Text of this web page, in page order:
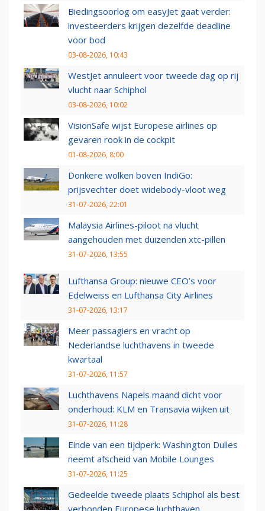
Biedingsoorlog om easyJet gaat verder:
investeerders krijgen dezelfde deadline
voor bod
03-08-2026, 10:43
WestJet annuleert voor tweede dag op rij
vlucht naar Schiphol
03-08-2026, 10:02
VisionSafe wijst Europese airlines op
gevaren rook in de cockpit
01-08-2026, 8:00
Donkere wolken boven IndiGo:
prijsvechter doet widebody-vloot weg
31-07-2026, 22:01
Malaysia Airlines-piloot na vlucht
aangehouden met duizenden xtc-pillen
31-07-2026, 13:55
Lufthansa Group: nieuwe CEO’s voor
Edelweiss en Lufthansa City Airlines
31-07-2026, 13:17
Meer passagiers en vracht op
Nederlandse luchthavens in tweede
kwartaal
31-07-2026, 11:57
Luchthavens Napels maand dicht voor
onderhoud: KLM en Transavia wijken uit
31-07-2026, 11:28
Einde van een tijdperk: Washington Dulles
neemt afscheid van Mobile Lounges
31-07-2026, 11:25
Gedeelde tweede plaats Schiphol als best